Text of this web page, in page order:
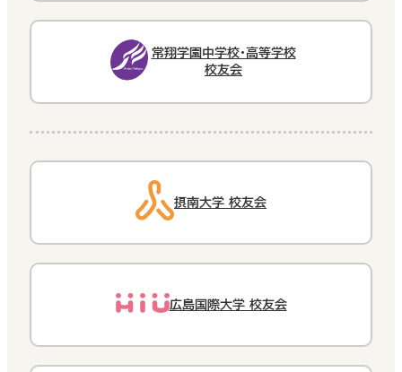
常翔学園中学校・高等学校
校友会
摂南大学 校友会
広島国際大学 校友会